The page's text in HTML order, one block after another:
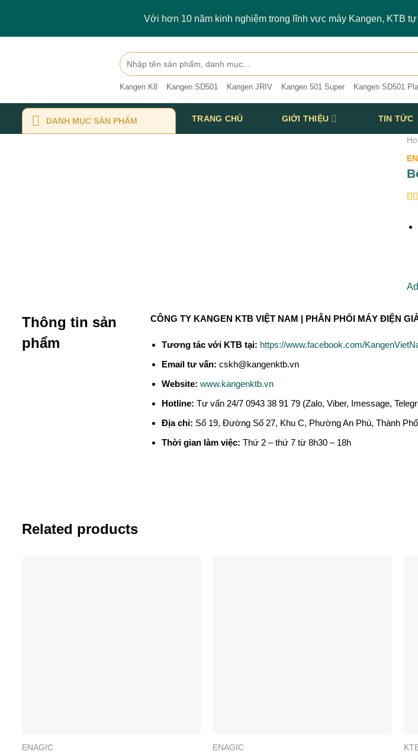
content
Với hơn 10 năm kinh nghiệm trong lĩnh vực máy Kangen, KTB
Search
for:
Kangen K8 Kangen SD501 Kangen JRIV Kangen 501 Super Kangen SD501
DANH MỤC SẢN PHẨM TRANG CHỦ GIỚI THIỆU TIN TỨC
Thông tin sản
phẩm
CÔNG TY KANGEN KTB VIỆT NAM | PHÂN PHỐI MÁY ĐIỆN
Tương tác với KTB tại: https://www.facebook.com/
Email tư vấn: cskh@kangenktb.vn
Website: www.kangenktb.vn
Hotline: Tư vấn 24/7 0943 38 91 79 (Zalo, Viber, Imessage,
Địa chỉ: Số 19, Đường Số 27, Khu C, Phường An Phú, Thành
Thời gian làm việc: Thứ 2 – thứ 7 từ 8h30 – 18h
Related products
ENAGIC
ENAGIC